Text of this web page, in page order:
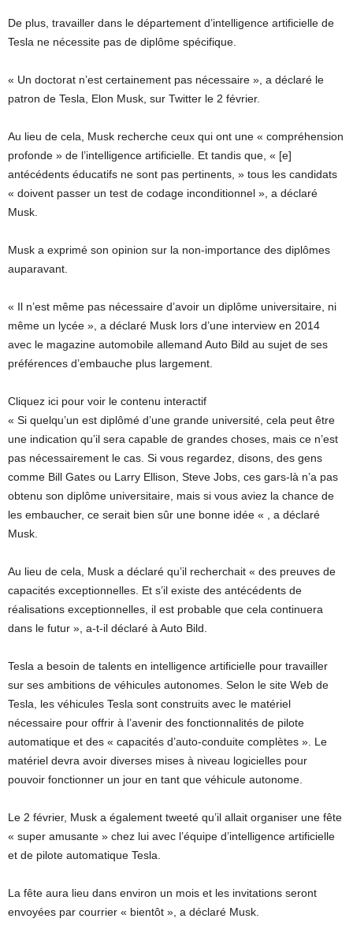
De plus, travailler dans le département d’intelligence artificielle de
Tesla ne nécessite pas de diplôme spécifique.
« Un doctorat n’est certainement pas nécessaire », a déclaré le
patron de Tesla, Elon Musk, sur Twitter le 2 février.
Au lieu de cela, Musk recherche ceux qui ont une « compréhension
profonde » de l’intelligence artificielle. Et tandis que, « [e]
antécédents éducatifs ne sont pas pertinents, » tous les candidats
« doivent passer un test de codage inconditionnel », a déclaré
Musk.
Musk a exprimé son opinion sur la non-importance des diplômes
auparavant.
« Il n’est même pas nécessaire d’avoir un diplôme universitaire, ni
même un lycée », a déclaré Musk lors d’une interview en 2014
avec le magazine automobile allemand Auto Bild au sujet de ses
préférences d’embauche plus largement.
Cliquez ici pour voir le contenu interactif
« Si quelqu’un est diplômé d’une grande université, cela peut être
une indication qu’il sera capable de grandes choses, mais ce n’est
pas nécessairement le cas. Si vous regardez, disons, des gens
comme Bill Gates ou Larry Ellison, Steve Jobs, ces gars-là n’a pas
obtenu son diplôme universitaire, mais si vous aviez la chance de
les embaucher, ce serait bien sûr une bonne idée « , a déclaré
Musk.
Au lieu de cela, Musk a déclaré qu’il recherchait « des preuves de
capacités exceptionnelles. Et s’il existe des antécédents de
réalisations exceptionnelles, il est probable que cela continuera
dans le futur », a-t-il déclaré à Auto Bild.
Tesla a besoin de talents en intelligence artificielle pour travailler
sur ses ambitions de véhicules autonomes. Selon le site Web de
Tesla, les véhicules Tesla sont construits avec le matériel
nécessaire pour offrir à l’avenir des fonctionnalités de pilote
automatique et des « capacités d’auto-conduite complètes ». Le
matériel devra avoir diverses mises à niveau logicielles pour
pouvoir fonctionner un jour en tant que véhicule autonome.
Le 2 février, Musk a également tweeté qu’il allait organiser une fête
« super amusante » chez lui avec l’équipe d’intelligence artificielle
et de pilote automatique Tesla.
La fête aura lieu dans environ un mois et les invitations seront
envoyées par courrier « bientôt », a déclaré Musk.